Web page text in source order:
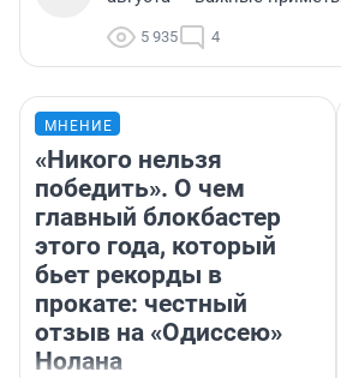
5 935 4
МНЕНИЕ
«Никого нельзя
победить». О чем
главный блокбастер
этого года, который
бьет рекорды в
прокате: честный
отзыв на «Одиссею»
Нолана